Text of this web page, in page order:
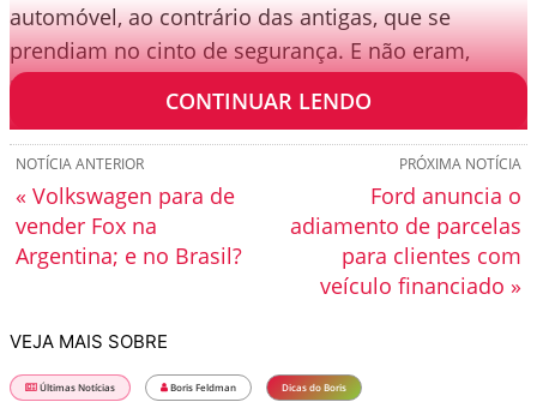
automóvel, ao contrário das antigas, que se
prendiam no cinto de segurança. E não eram,
portanto, fixadas rigidamente ao carro.
CONTINUAR LENDO
PRÓXIMA NOTÍCIA
Ford anuncia o
adiamento de parcelas
para clientes com
veículo financiado »
NOTÍCIA ANTERIOR
« Volkswagen para de
vender Fox na
Argentina; e no Brasil?
VEJA MAIS SOBRE
Últimas Notícias Boris Feldman Dicas do Boris